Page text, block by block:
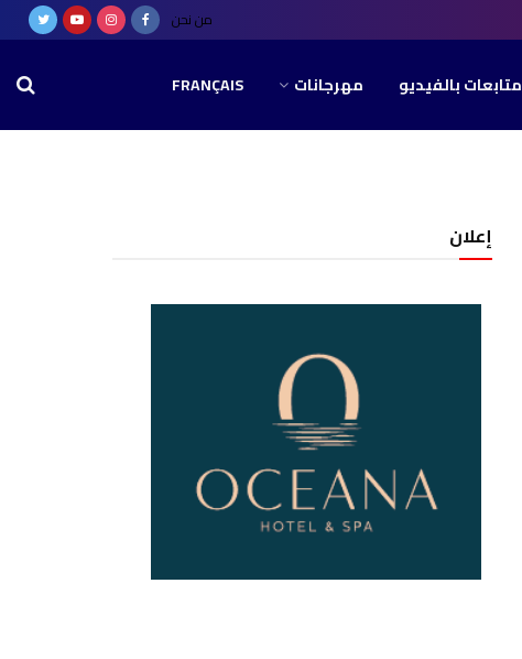
من نحن
متابعات بالفيديو مهرجانات FRANÇAIS
إعلان